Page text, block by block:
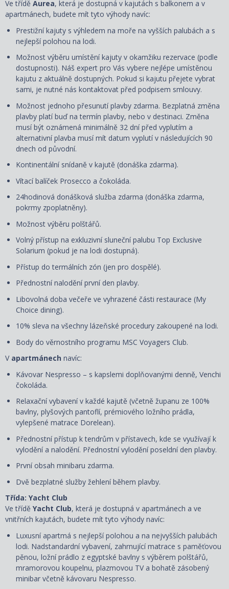
Ve třídě Aurea, která je dostupná v kajutách s balkonem a v
apartmánech, budete mít tyto výhody navíc:
Prestižní kajuty s výhledem na moře na vyšších palubách a s
nejlepší polohou na lodi.
Možnost výběru umístění kajuty v okamžiku rezervace (podle
dostupnosti). Náš expert pro Vás vybere nejlépe umístěnou
kajutu z aktuálně dostupných. Pokud si kajutu přejete vybrat
sami, je nutné nás kontaktovat před podpisem smlouvy.
Možnost jednoho přesunutí plavby zdarma. Bezplatná změna
plavby platí buď na termín plavby, nebo v destinaci. Změna
musí být oznámená minimálně 32 dní před vyplutím a
alternativní plavba musí mít datum vyplutí v následujících 90
dnech od původní.
Kontinentální snídaně v kajutě (donáška zdarma).
Vítací balíček Prosecco a čokoláda.
24hodinová donášková služba zdarma (donáška zdarma,
pokrmy zpoplatněny).
Možnost výběru polštářů.
Volný přístup na exkluzivní sluneční palubu Top Exclusive
Solarium (pokud je na lodi dostupná).
Přístup do termálních zón (jen pro dospělé).
Přednostní nalodění první den plavby.
Libovolná doba večeře ve vyhrazené části restaurace (My
Choice dining).
10% sleva na všechny lázeňské procedury zakoupené na lodi.
Body do věrnostního programu MSC Voyagers Club.
V apartmánech navíc:
Kávovar Nespresso – s kapslemi doplňovanými denně, Venchi
čokoláda.
Relaxační vybavení v každé kajutě (včetně županu ze 100%
bavlny, plyšových pantoflí, prémiového ložního prádla,
vylepšené matrace Dorelean).
Přednostní přístup k tendrům v přístavech, kde se využívají k
vylodění a nalodění. Přednostní vylodění poseldní den plavby.
První obsah minibaru zdarma.
Dvě bezplatné služby žehlení během plavby.
Třída: Yacht Club
Ve třídě Yacht Club, která je dostupná v apartmánech a ve
vnitřních kajutách, budete mít tyto výhody navíc:
Luxusní apartmá s nejlepší polohou a na nejvyšších palubách
lodi. Nadstandardní vybavení, zahrnující matrace s paměťovou
pěnou, ložní prádlo z egyptské bavlny s výběrem polštářů,
mramorovou koupelnu, plazmovou TV a bohatě zásobený
minibar včetně kávovaru Nespresso.